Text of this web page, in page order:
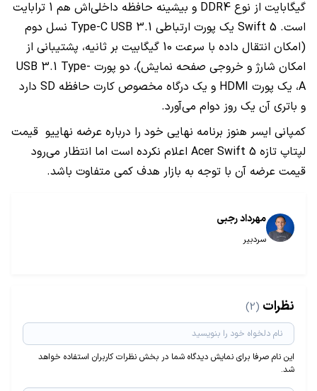
گیگابایت از نوع DDR4
و بیشینه حافظه داخلی‌اش هم 1 ترابایت
است. Swift 5 یک پورت ارتباطی USB 3.1
Type-C نسل دوم
(امکان انتقال داده با سرعت 10 گیگابیت بر ثانیه، پشتیبانی از
امکان شارژ و خروجی صفحه نمایش)، دو پورت USB 3.1 Type-
A، یک پورت HDMI و یک درگاه مخصوص کارت حافظه SD دارد
و باتری آن یک روز دوام می‌آورد.
کمپانی ایسر هنوز برنامه نهایی خود را درباره عرضه نهاییو قیمت
لپتاپ تازه Acer Swift 5 اعلام نکرده است اما انتظار می‌رود
قیمت عرضه آن با توجه به بازار هدف کمی متفاوت باشد.
مهرداد رجبی
سردبیر
نظرات (2)
این نام صرفا برای نمایش دیدگاه شما در بخش نظرات کاربران استفاده خواهد
شد.